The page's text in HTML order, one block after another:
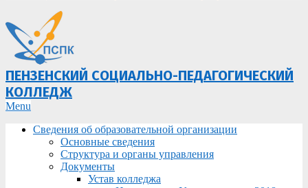
ПЕНЗЕНСКИЙ СОЦИАЛЬНО-ПЕДАГОГИЧЕСКИЙ
КОЛЛЕДЖ
Primary
Menu
Menu
Сведения об образовательной организации
Основные сведения
Структура и органы управления
Документы
Устав колледжа